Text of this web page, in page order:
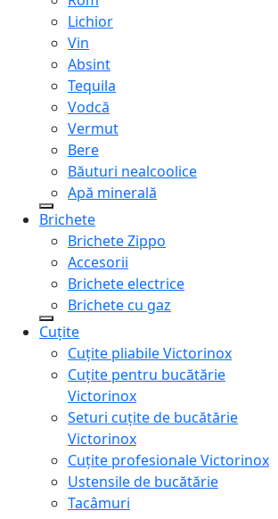
Lichior
Vin
Absint
Tequila
Vodcă
Vermut
Bere
Băuturi nealcoolice
Apă minerală
Brichete
Brichete Zippo
Accesorii
Brichete electrice
Brichete cu gaz
Cuțite
Cuțite pliabile Victorinox
Cuțite pentru bucătărie
Victorinox
Seturi cuțite de bucătărie
Victorinox
Cuțite profesionale Victorinox
Ustensile de bucătărie
Tacâmuri